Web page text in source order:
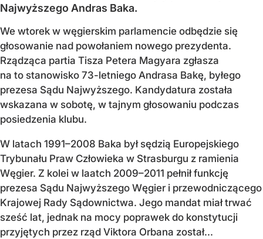
Najwyższego Andras Baka.
We wtorek w węgierskim parlamencie odbędzie się
głosowanie nad powołaniem nowego prezydenta.
Rządząca partia Tisza Petera Magyara zgłasza
na to stanowisko 73-letniego Andrasa Bakę, byłego
prezesa Sądu Najwyższego. Kandydatura została
wskazana w sobotę, w tajnym głosowaniu podczas
posiedzenia klubu.
W latach 1991–2008 Baka był sędzią Europejskiego
Trybunału Praw Człowieka w Strasburgu z ramienia
Węgier. Z kolei w laatch 2009–2011 pełnił funkcję
prezesa Sądu Najwyższego Węgier i przewodniczącego
Krajowej Rady Sądownictwa. Jego mandat miał trwać
sześć lat, jednak na mocy poprawek do konstytucji
przyjętych przez rząd Viktora Orbana został...